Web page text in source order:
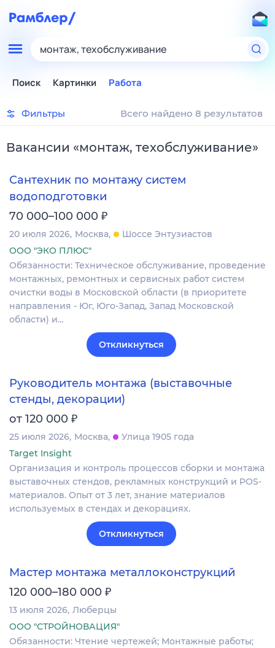
монтаж, техобслуживание
Поиск Картинки Работа
Фильтры Всего найдено 8 результатов
Вакансии «монтаж, техобслуживание»
Сантехник по монтажу систем
водоподготовки
70 000–100 000 ₽
20 июля 2026 Москва
Шоссе Энтузиастов
ООО "ЭКО ПЛЮС"
Обязанности: Техническое обслуживание, проведение
монтажных, ремонтных и сервисных работ систем
очистки воды в Московской области (в приоритете
направления - Юг, Юго-Запад, Запад Московской
области) и…
Откликнуться
Руководитель монтажа (выставочные
стенды, декорации)
от 120 000 ₽
25 июля 2026 Москва
Улица 1905 года
Target Insight
Организация и контроль процессов сборки и монтажа
выставочных стендов, рекламных конструкций и POS-
материалов. Опыт от 3 лет, знание материалов
используемых в стендах и декорациях.
Откликнуться
Мастер монтажа металлоконструкций
120 000–180 000 ₽
13 июля 2026 Люберцы
ООО "СТРОЙНОВАЦИЯ"
Обязанности: Чтение чертежей; Монтажные работы;